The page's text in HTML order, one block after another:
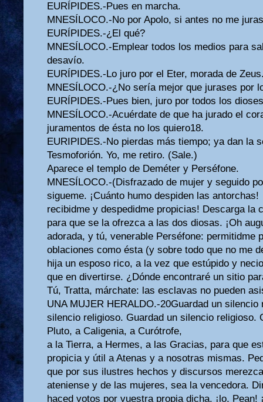
EURÍPIDES.-Pues en marcha.
MNESÍLOCO.-No por Apolo, si antes no me
EURÍPIDES.-¿El qué?
MNESÍLOCO.-Emplear todos los medios para
desavío.
EURÍPIDES.-Lo juro por el Eter, morada de
MNESÍLOCO.-¿No sería mejor que jurases por
EURÍPIDES.-Pues bien, juro por todos los
MNESÍLOCO.-Acuérdate de que ha jurado el
juramentos de ésta no los quiero18.
EURIPIDES.-No pierdas más tiempo; ya dan la
Tesmoforión. Yo, me retiro. (Sale.)
Aparece el templo de Deméter y Perséfone.
MNESÍLOCO.-(Disfrazado de mujer y seguido
sigueme. ¡Cuánto humo despiden las
recibidme y despedidme propicias! Descarga la
para que se la ofrezca a las dos diosas. ¡Oh
adorada, y tú, venerable Perséfone: permitidme
oblaciones como ésta (y sobre todo que no me
hija un esposo rico, a la vez que estúpido y
que en divertirse. ¿Dónde encontraré un sitio
Tú, Tratta, márchate: las esclavas no pueden
UNA MUJER HERALDO.-20Guardad un silencio
silencio religioso. Guardad un silencio religioso.
Pluto, a Caligenia, a Curótrofe,
a la Tierra, a Hermes, a las Gracias, para que
propicia y útil a Atenas y a nosotras mismas.
que por sus ilustres hechos y discursos
ateniense y de las mujeres, sea la vencedora.
haced votos por vuestra propia dicha. ¡lo, Pean!